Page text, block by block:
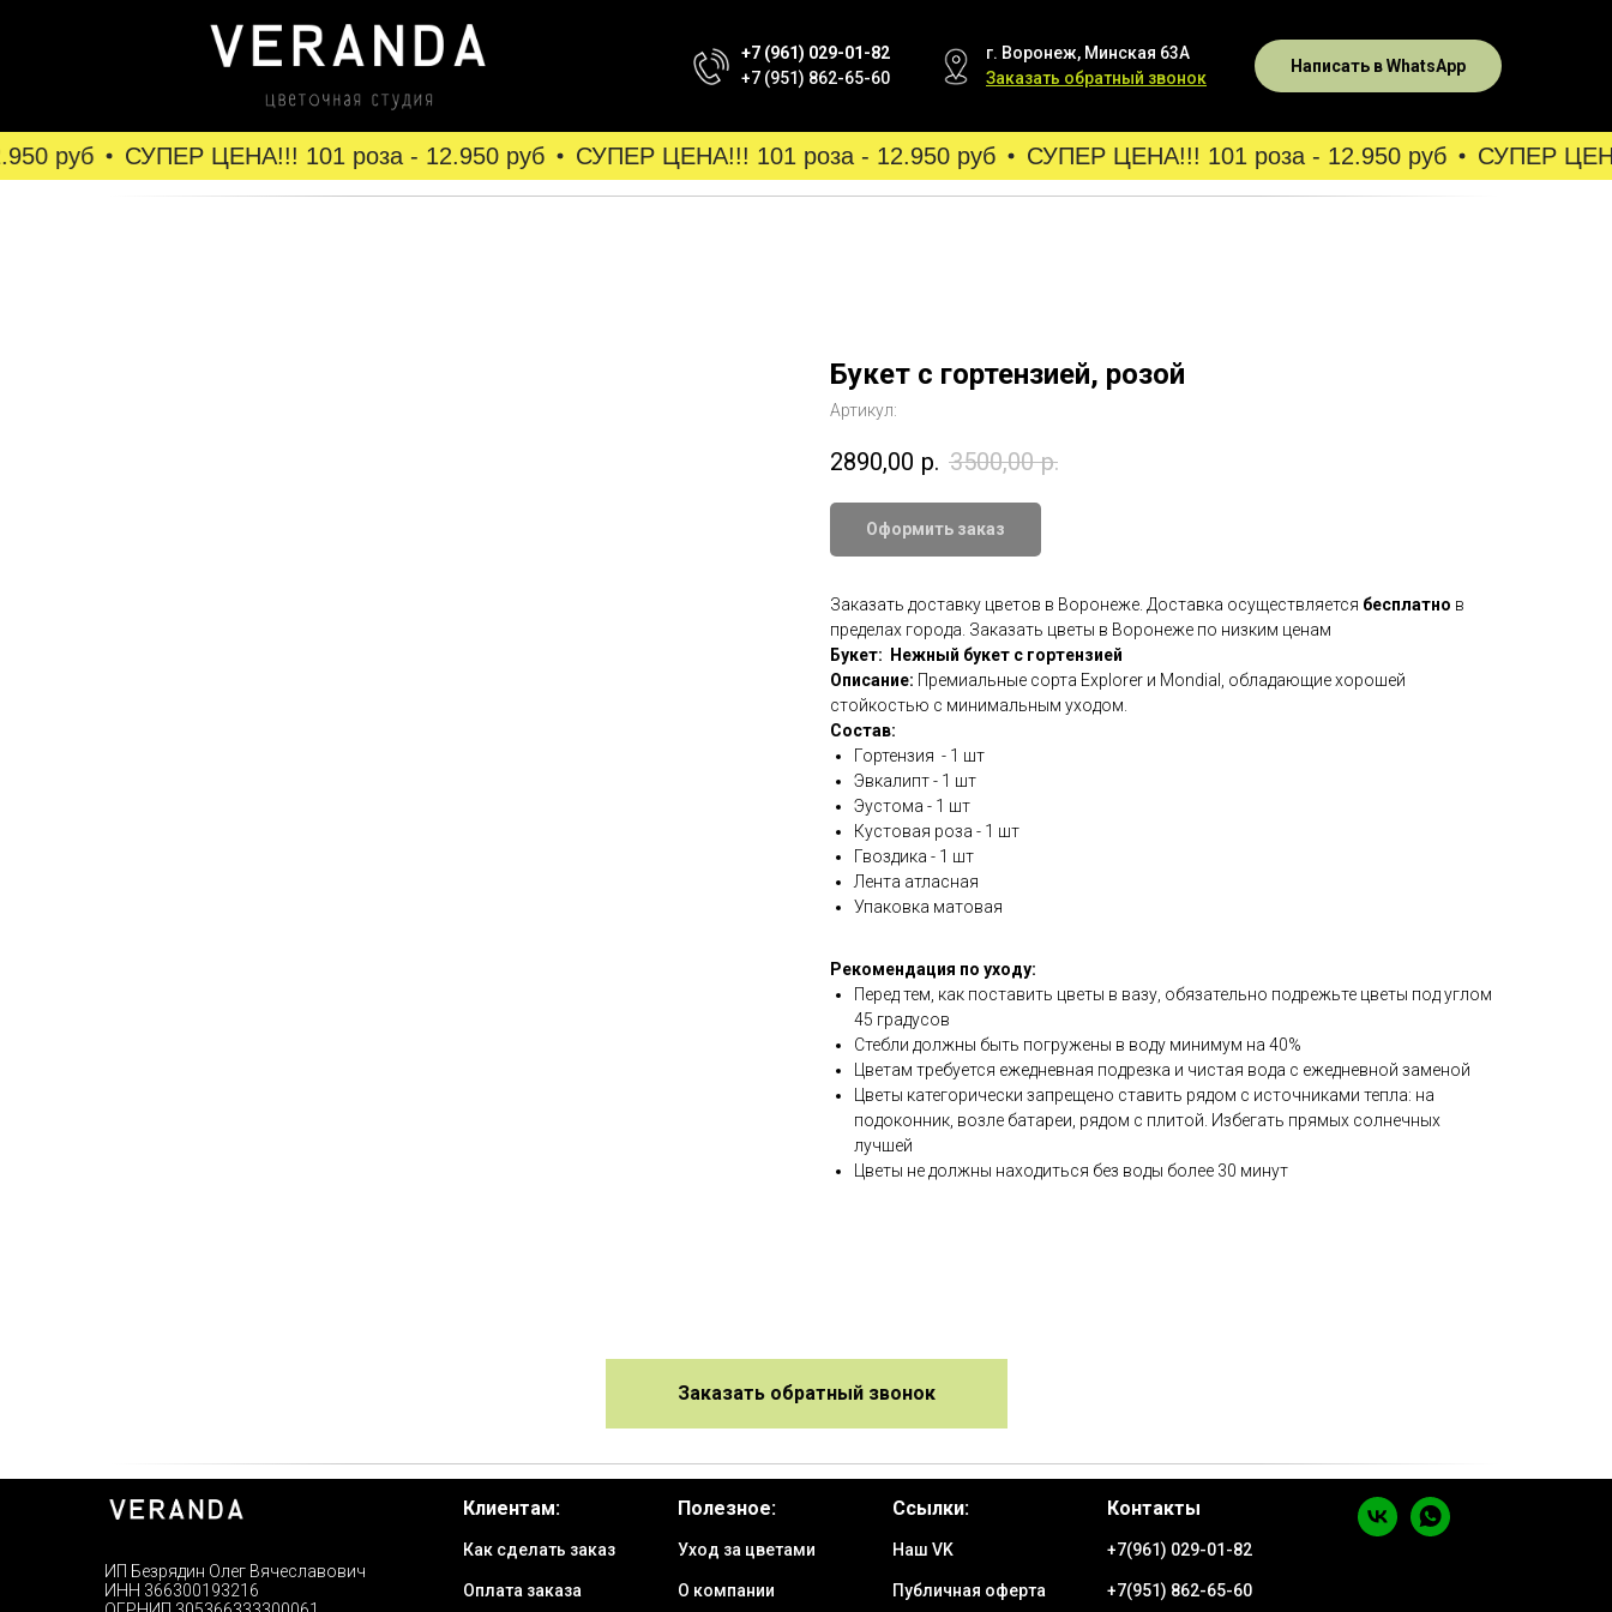
+7 (961) 029-01-82
+7 (951) 862-65-60
г. Воронеж, Минская 63А
Заказать обратный звонок
Написать в WhatsApp
руб СУПЕР ЦЕНА!!! 101 роза - 12.950 руб СУПЕР ЦЕНА!!! 101 роза - 12.950 руб СУПЕР ЦЕНА!!! 101 роза - 12.950 руб СУПЕР
Букет с гортензией, розой
Артикул:
2890,00 р. 3500,00 р.
Оформить заказ
Заказать доставку цветов в Воронеже. Доставка осуществляется бесплатно в
пределах города. Заказать цветы в Воронеже по низким ценам
Букет: Нежный букет с гортензией
Описание: Премиальные сорта Explorer и Mondial, обладающие хорошей
стойкостью с минимальным уходом.
Состав:
Гортензия - 1 шт
Эвкалипт - 1 шт
Эустома - 1 шт
Кустовая роза - 1 шт
Гвоздика - 1 шт
Лента атласная
Упаковка матовая
Рекомендация по уходу:
Перед тем, как поставить цветы в вазу, обязательно подрежьте цветы под углом
45 градусов
Стебли должны быть погружены в воду минимум на 40%
Цветам требуется ежедневная подрезка и чистая вода с ежедневной заменой
Цветы категорически запрещено ставить рядом с источниками тепла: на
подоконник, возле батареи, рядом с плитой. Избегать прямых солнечных
лучшей
Цветы не должны находиться без воды более 30 минут
Заказать обратный звонок
ИП Безрядин Олег Вячеславович
ИНН 366300193216
Клиентам:
Как сделать заказ
Оплата заказа
Полезное:
Уход за цветами
О компании
Ссылки:
Наш VK
Публичная оферта
Контакты
+7(961) 029-01-82
+7(951) 862-65-60